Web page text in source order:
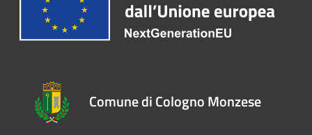
Comune di Cologno Monzese